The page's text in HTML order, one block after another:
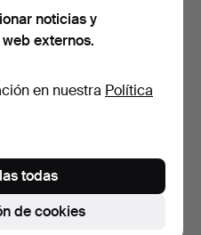
13 pujas
110 USD
noticias y
externos.
en nuestra Política
de cookies
todas